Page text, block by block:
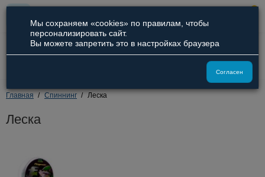
8 (800) 551-09-94
8 (929) 836-66-51
Главная Спиннинг Леска
Леска
Мы сохраняем «cookies» по правилам, чтобы
персонализировать сайт.
Вы можете запретить это в настройках браузера
Согласен